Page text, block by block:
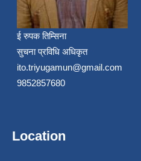
ई रुपक तिम्सिना
सुचना प्रविधि अधिकृत
ito.triyugamun@gmail.com
9852857680
Location